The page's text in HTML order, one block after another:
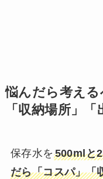
悩んだら考える
「収納場所」「
保存水を 500mlと
だら「コスパ」「